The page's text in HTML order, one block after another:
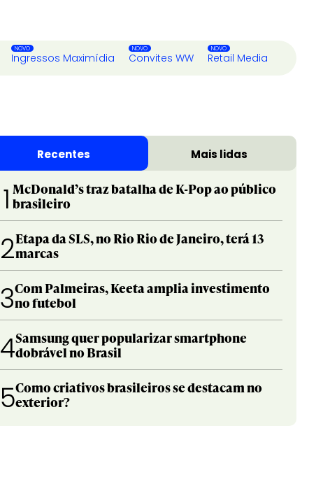
Ingressos Maximídia Convites WW Retail Media
Recentes Mais lidas
1 McDonald’s traz batalha de K-Pop ao público
brasileiro
2Etapa da SLS, no Rio Rio de Janeiro, terá 13
marcas
3Com Palmeiras, Keeta amplia investimento
no futebol
4Samsung quer popularizar smartphone
dobrável no Brasil
5Como criativos brasileiros se destacam no
exterior?